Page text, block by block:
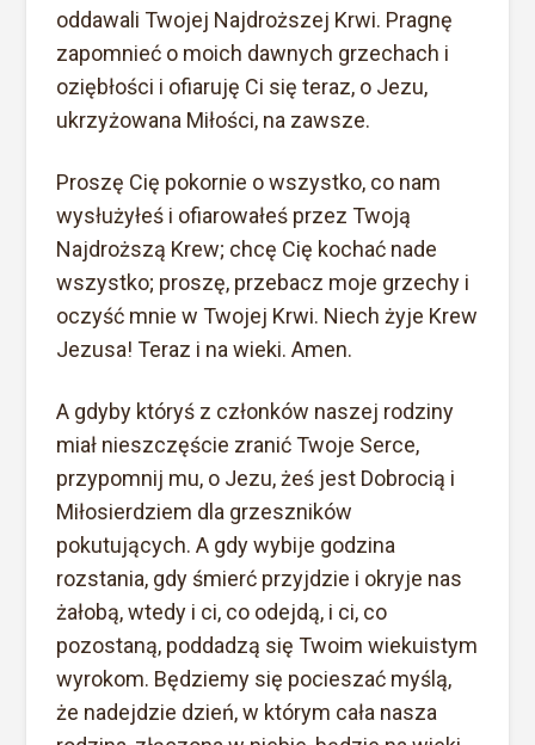
oddawali Twojej Najdroższej Krwi. Pragnę
zapomnieć o moich dawnych grzechach i
oziębłości i ofiaruję Ci się teraz, o Jezu,
ukrzyżowana Miłości, na zawsze.
Proszę Cię pokornie o wszystko, co nam
wysłużyłeś i ofiarowałeś przez Twoją
Najdroższą Krew; chcę Cię kochać nade
wszystko; proszę, przebacz moje grzechy i
oczyść mnie w Twojej Krwi. Niech żyje Krew
Jezusa! Teraz i na wieki. Amen.
A gdyby któryś z członków naszej rodziny
miał nieszczęście zranić Twoje Serce,
przypomnij mu, o Jezu, żeś jest Dobrocią i
Miłosierdziem dla grzeszników
pokutujących. A gdy wybije godzina
rozstania, gdy śmierć przyjdzie i okryje nas
żałobą, wtedy i ci, co odejdą, i ci, co
pozostaną, poddadzą się Twoim wiekuistym
wyrokom. Będziemy się pocieszać myślą,
że nadejdzie dzień, w którym cała nasza